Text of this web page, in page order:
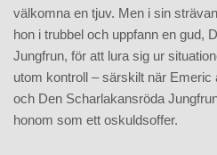
välkomna en tjuv. Men i sin
hon i trubbel och uppfann en gud,
Jungfrun, för att lura sig ur
utom kontroll – särskilt när Emeric
och Den Scharlakansröda
honom som ett oskuldsoffer.